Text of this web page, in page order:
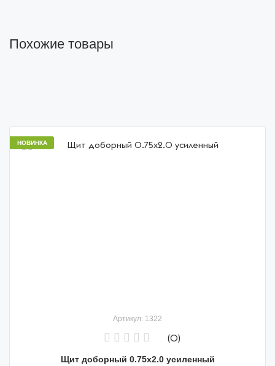
Похожие товары
НОВИНКА
Артикул: 1322
(0)
Щит доборный 0.75х2.0 усиленный